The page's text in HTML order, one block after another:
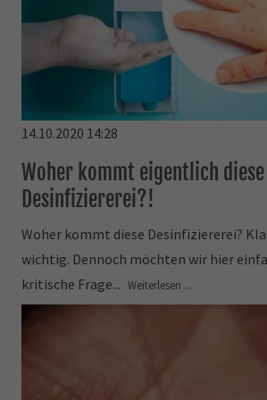
14.10.2020 14:28
Woher kommt eigentlich
Desinfiziererei?!
Woher kommt diese Desinfiziererei?
wichtig. Dennoch möchten wir hier
kritische Frage... Weiterlesen ...